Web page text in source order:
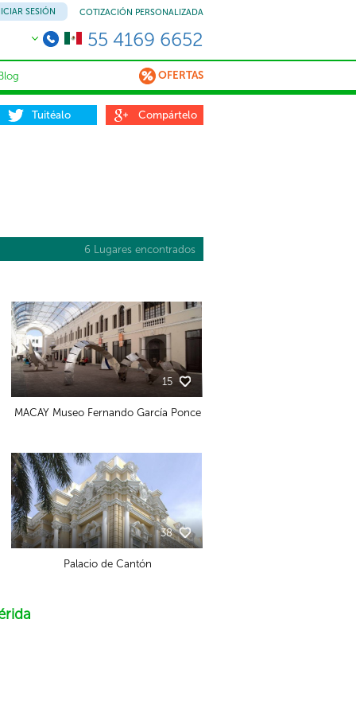
SESIÓN COTIZACIÓN PERSONALIZADA
55 4169 6652
OFERTAS
Tuitéalo Compártelo
6 Lugares encontrados
15
MACAY Museo Fernando García Ponce
38
Palacio de Cantón